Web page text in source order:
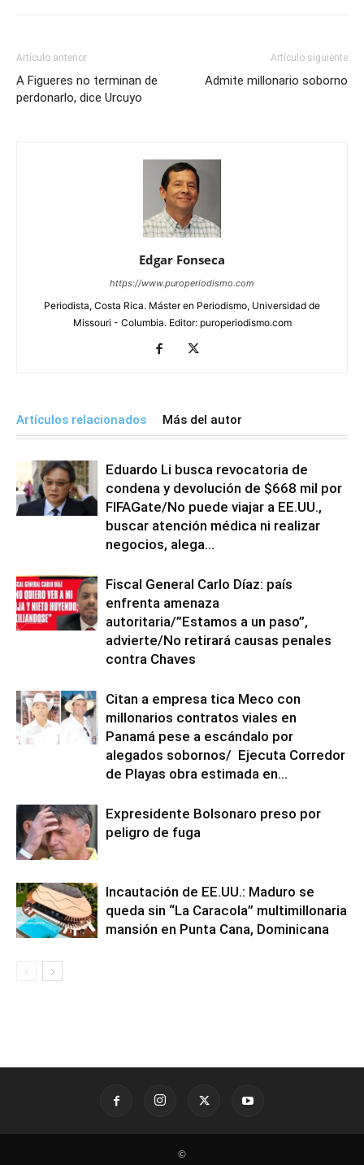
Artículo anterior
A Figueres no terminan de
perdonarlo, dice Urcuyo
Artículo siguiente
Admite millonario soborno
Edgar Fonseca
https://www.puroperiodismo.com
Periodista, Costa Rica. Máster en Periodismo, Universidad de
Missouri - Columbia. Editor: puroperiodismo.com
Artículos relacionados Más del autor
Eduardo Li busca revocatoria de
condena y devolución de $668 mil por
FIFAGate/No puede viajar a EE.UU.,
buscar atención médica ni realizar
negocios, alega...
Fiscal General Carlo Díaz: país
enfrenta amenaza
autoritaria/”Estamos a un paso”,
advierte/No retirará causas penales
contra Chaves
Citan a empresa tica Meco con
millonarios contratos viales en
Panamá pese a escándalo por
alegados sobornos/ Ejecuta Corredor
de Playas obra estimada en...
Expresidente Bolsonaro preso por
peligro de fuga
Incautación de EE.UU.: Maduro se
queda sin “La Caracola” multimillonaria
mansión en Punta Cana, Dominicana
©